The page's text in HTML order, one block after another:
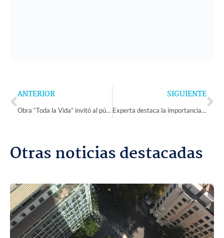
Prev
ANTERIOR
Obra “Toda la Vida” invitó al público vicuñense a reflexionar sobre la vida en la marginalidad
SIGUIENTE
Experta destaca la importancia de la Educación Sexual Integral para prevenir el embarazo adolescente
Otras noticias destacadas